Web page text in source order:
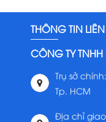
THÔNG TIN
CÔNG TY TNHH
Trụ sở
Tp. HCM
Địa chỉ giao